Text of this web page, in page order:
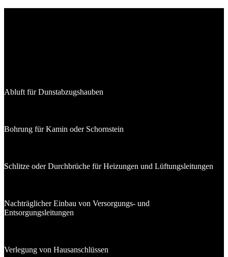
Abluft für Dunstabzugshauben
Bohrung für Kamin oder Schornstein
Schlitze oder Durchbrüche für Heizungen und Lüftungsleitungen
Nachträglicher Einbau von Versorgungs- und
Entsorgungsleitungen
Verlegung von Hausanschlüssen